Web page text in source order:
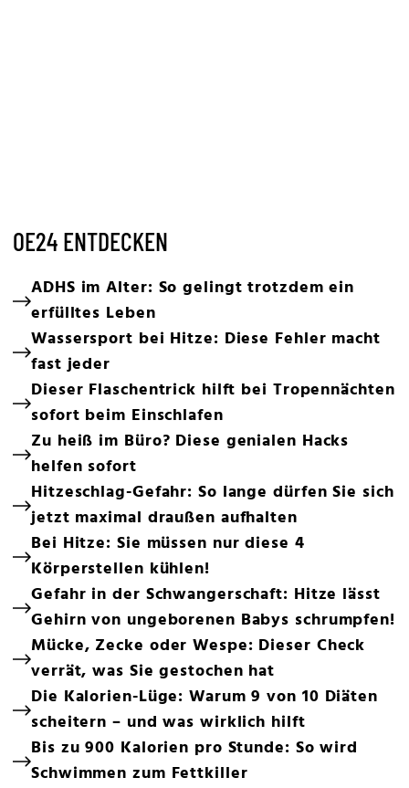
OE24 ENTDECKEN
ADHS im Alter: So gelingt trotzdem ein
erfülltes Leben
Wassersport bei Hitze: Diese Fehler macht
fast jeder
Dieser Flaschentrick hilft bei Tropennächten
sofort beim Einschlafen
Zu heiß im Büro? Diese genialen Hacks
helfen sofort
Hitzeschlag-Gefahr: So lange dürfen Sie sich
jetzt maximal draußen aufhalten
Bei Hitze: Sie müssen nur diese 4
Körperstellen kühlen!
Gefahr in der Schwangerschaft: Hitze lässt
Gehirn von ungeborenen Babys schrumpfen!
Mücke, Zecke oder Wespe: Dieser Check
verrät, was Sie gestochen hat
Die Kalorien-Lüge: Warum 9 von 10 Diäten
scheitern – und was wirklich hilft
Bis zu 900 Kalorien pro Stunde: So wird
Schwimmen zum Fettkiller